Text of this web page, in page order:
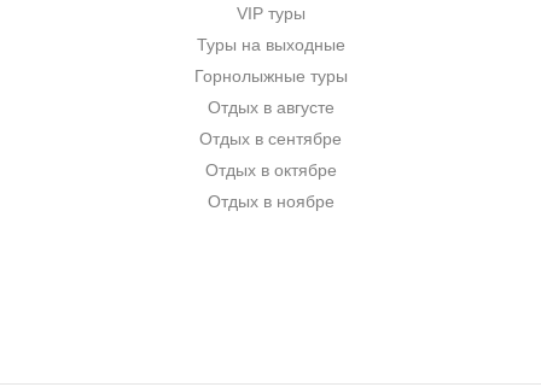
VIP туры
Туры на выходные
Горнолыжные туры
Отдых в августе
Отдых в сентябре
Отдых в октябре
Отдых в ноябре